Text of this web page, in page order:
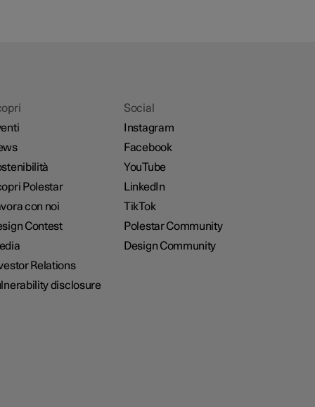
Polestar
con noi
Contest
Relations
disclosure
Social
Instagram
Facebook
YouTube
LinkedIn
TikTok
Polestar Community
Design Community